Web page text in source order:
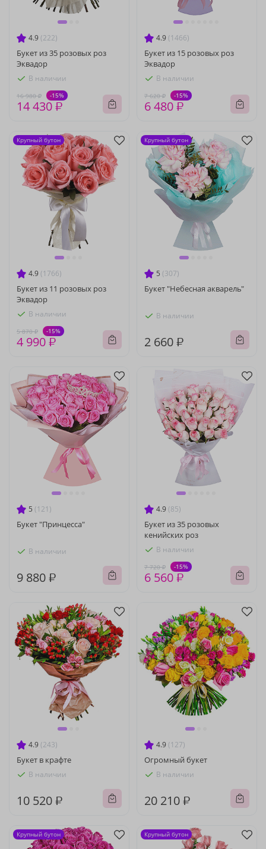
4.9 (222)
Букет из 35 розовых роз
Эквадор
В наличии
16 980 ₽ -15%
14 430 ₽
4.9 (1466)
Букет из 15 розовых роз
Эквадор
В наличии
7 620 ₽ -15%
6 480 ₽
4.9 (1766)
Букет из 11 розовых роз
Эквадор
В наличии
5 870 ₽ -15%
4 990 ₽
Крупный бутон
5 (307)
Букет "Небесная акварель"
В наличии
2 660 ₽
Крупный бутон
5 (121)
Букет "Принцесса"
В наличии
9 880 ₽
4.9 (85)
Букет из 35 розовых
кенийских роз
В наличии
7 720 ₽ -15%
6 560 ₽
4.9 (243)
Букет в крафте
В наличии
10 520 ₽
4.9 (127)
Огромный букет
В наличии
20 210 ₽
Крупный бутон Крупный бутон